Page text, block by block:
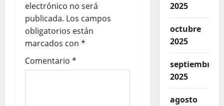
electrónico no será
publicada. Los campos
obligatorios están
marcados con *
Comentario *
2025
octubre
2025
septiembre
2025
agosto